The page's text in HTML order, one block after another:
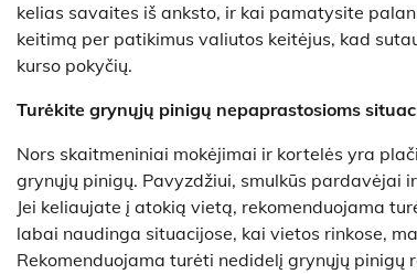
kelias savaites iš anksto, ir kai pamatysite
keitimą per patikimus valiutos keitėjus, kad
kurso pokyčių.
Turėkite grynųjų pinigų nepaprastosioms
Nors skaitmeniniai mokėjimai ir kortelės yra
grynųjų pinigų. Pavyzdžiui, smulkūs pardavėjai
Jei keliaujate į atokią vietą, rekomenduojama
labai naudinga situacijose, kai vietos rinkose,
Rekomenduojama turėti nedidelį grynųjų